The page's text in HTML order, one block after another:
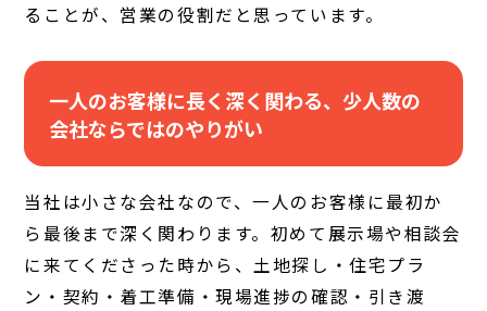
ることが、営業の役割だと思っています。
一人のお客様に長く深く関わる、少人数の
会社ならではのやりがい
当社は小さな会社なので、一人のお客様に最初か
ら最後まで深く関わります。初めて展示場や相談会
に来てくださった時から、土地探し・住宅プラ
ン・契約・着工準備・現場進捗の確認・引き渡